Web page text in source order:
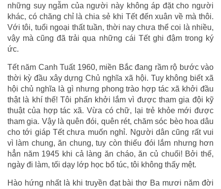
những suy ngẫm của người này không áp đặt cho người
khác, có chăng chỉ là chia sẻ khi Tết đến xuân về mà thôi.
Với tôi, tuổi ngoại thất tuần, thời nay chưa thể coi là nhiều,
vậy mà cũng đã trải qua những cái Tết ghi đậm trong ký
ức.
Tết năm Canh Tuất 1960, miền Bắc đang rầm rộ bước vào
thời kỳ đầu xây dựng Chủ nghĩa xã hội. Tuy không biết xã
hội chủ nghĩa là gì nhưng phong trào hợp tác xã khởi đầu
thật là khí thế! Tôi phấn khởi lắm vì được tham gia đội kỹ
thuật của hợp tác xã. Vừa có chữ, lại trẻ khỏe mới được
tham gia. Vậy là quên đói, quên rét, chăm sóc bèo hoa dâu
cho tới giáp Tết chưa muốn nghỉ. Người dân cũng rất vui
vì làm chung, ăn chung, tuy còn thiếu đói lắm nhưng hơn
hẳn năm 1945 khi cả làng ăn cháo, ăn củ chuối! Bởi thế,
ngày đi làm, tối dạy lớp học bổ túc, tôi không thấy mệt.
Hào hứng nhất là khi truyền đạt bài thơ Ba mươi năm đời